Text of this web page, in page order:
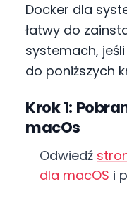
Docker dla
łatwy do
systemach,
do poniższych
Krok 1:
macOs
Odwiedź
dla macOS i